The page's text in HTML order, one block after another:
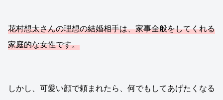
花村想太さんの理想の結婚相手は、家事全般をしてくれる
家庭的な女性です。
しかし、可愛い顔で頼まれたら、何でもしてあげたくなる